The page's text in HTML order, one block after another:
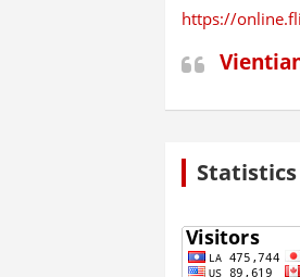
https://
Statistics